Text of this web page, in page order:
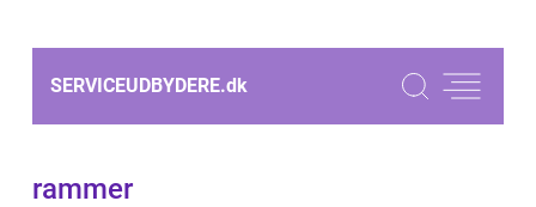
SERVICEUDBYDERE.dk
rammer